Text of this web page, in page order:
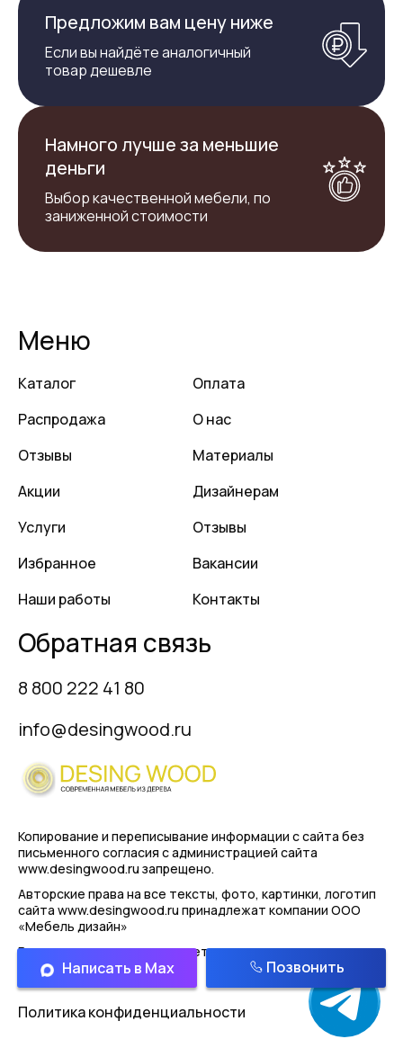
Предложим вам цену ниже
Если вы найдёте аналогичный
товар дешевле
Намного лучше за меньшие
деньги
Выбор качественной мебели, по
заниженной стоимости
Меню
Каталог
Распродажа
Отзывы
Акции
Услуги
Избранное
Наши работы
Оплата
О нас
Материалы
Дизайнерам
Отзывы
Вакансии
Контакты
Обратная связь
8 800 222 41 80
info@desingwood.ru
Копирование и переписывание информации с сайта без
письменного согласия с администрацией сайта
www.desingwood.ru запрещено.
Авторские права на все тексты, фото, картинки, логотип
сайта www.desingwood.ru принадлежат компании ООО
«Мебель дизайн»
Реальные изделия могут иметь отличая от картинок
представленным на сайте!
Политика конфиденциальности
Написать в Max Позвонить